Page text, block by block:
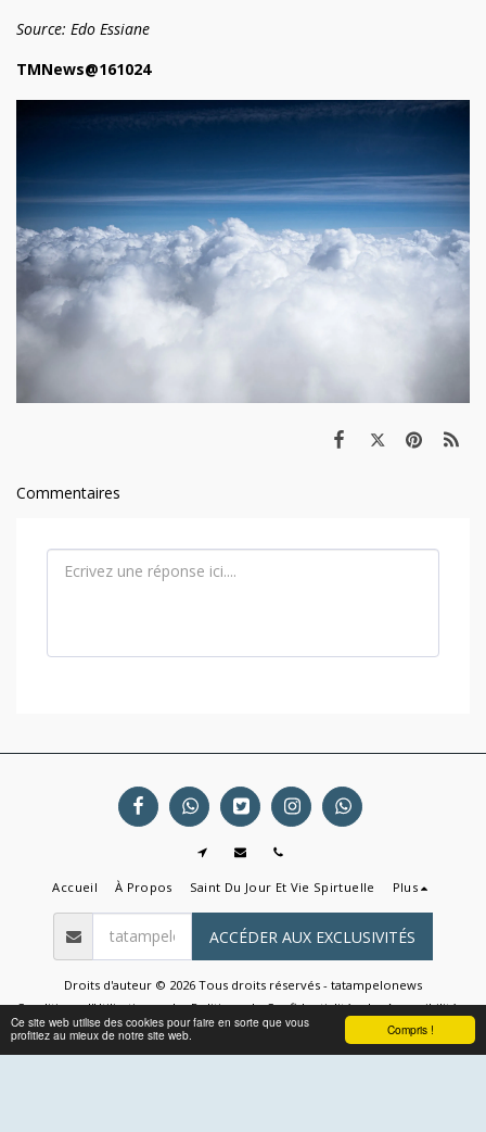
Compris !
Ce site web utilise des cookies pour faire en sorte que vous
profitiez au mieux de notre site web.
Source: Edo Essiane
TMNews@161024
Commentaires
Accueil À Propos Saint Du Jour Et Vie Spirtuelle Plus
ACCÉDER AUX EXCLUSIVITÉS
Droits d'auteur © 2026 Tous droits réservés - tatampelonews
Conditions d'Utilisations|Politique de Confidentialité|Accessibilité